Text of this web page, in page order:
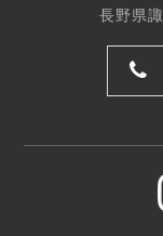
長野県